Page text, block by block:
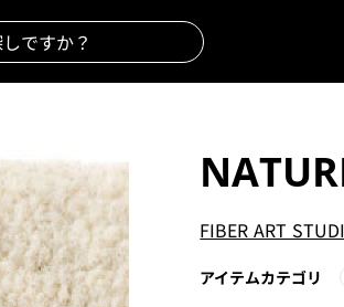
FIBER ART
アイテムカテゴリ